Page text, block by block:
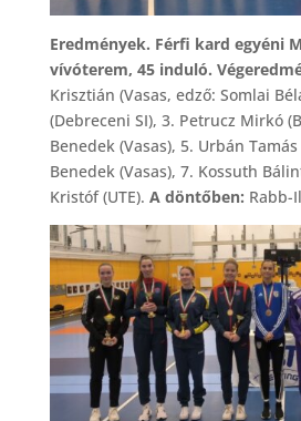
Eredmények. Férfi kard egyéni
vívóterem, 45 induló.
Krisztián (Vasas, edző: Somlai
(Debreceni SI), 3. Petrucz Mirkó
Benedek (Vasas), 5. Urbán Tamás
Benedek (Vasas), 7. Kossuth
Kristóf (UTE). A döntőben: Rabb-